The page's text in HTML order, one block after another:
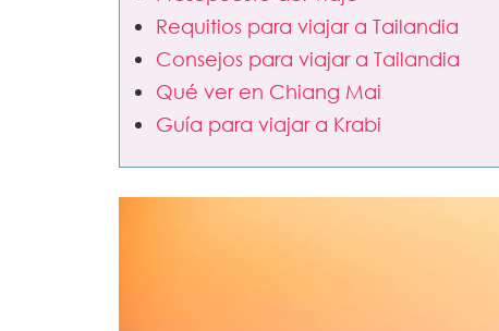
Requitios para viajar a Tailandia
Consejos para viajar a Tailandia
Qué ver en Chiang Mai
Guía para viajar a Krabi